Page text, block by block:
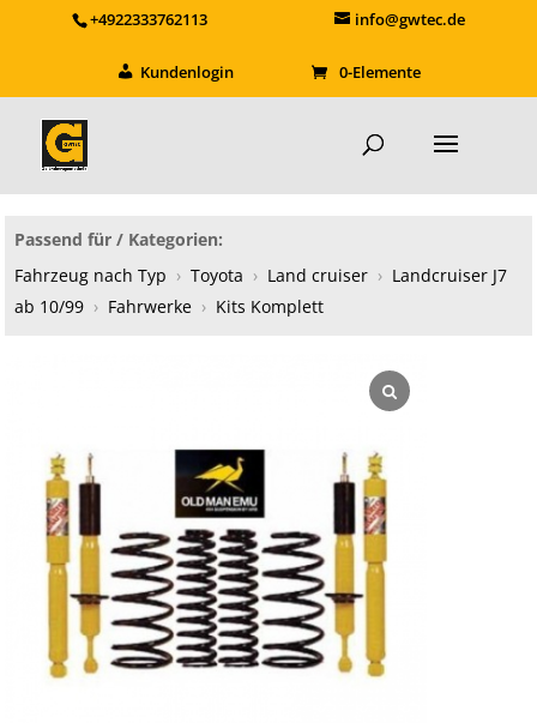
+4922333762113 info@gwtec.de
Kundenlogin 0-Elemente
Passend für / Kategorien:
Fahrzeug nach Typ › Toyota › Land cruiser › Landcruiser J7
ab 10/99 › Fahrwerke › Kits Komplett